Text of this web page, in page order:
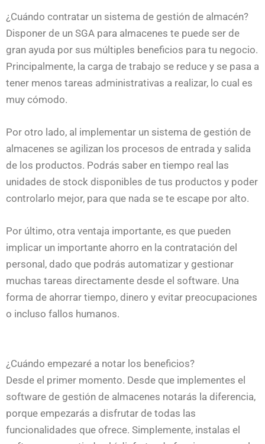
¿Cuándo contratar un sistema de gestión de almacén?
Disponer de un SGA para almacenes te puede ser de
gran ayuda por sus múltiples beneficios para tu negocio.
Principalmente, la carga de trabajo se reduce y se pasa a
tener menos tareas administrativas a realizar, lo cual es
muy cómodo.
Por otro lado, al implementar un sistema de gestión de
almacenes se agilizan los procesos de entrada y salida
de los productos. Podrás saber en tiempo real las
unidades de stock disponibles de tus productos y poder
controlarlo mejor, para que nada se te escape por alto.
Por último, otra ventaja importante, es que pueden
implicar un importante ahorro en la contratación del
personal, dado que podrás automatizar y gestionar
muchas tareas directamente desde el software. Una
forma de ahorrar tiempo, dinero y evitar preocupaciones
o incluso fallos humanos.
¿Cuándo empezaré a notar los beneficios?
Desde el primer momento. Desde que implementes el
software de gestión de almacenes notarás la diferencia,
porque empezarás a disfrutar de todas las
funcionalidades que ofrece. Simplemente, instalas el